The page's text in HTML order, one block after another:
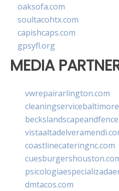
oaksofa.com
soultacohtx.com
capishcaps.com
gpsyfl.org
MEDIA
vwrepairarlington.com
coastlinecateringnc.com
dmtacos.com